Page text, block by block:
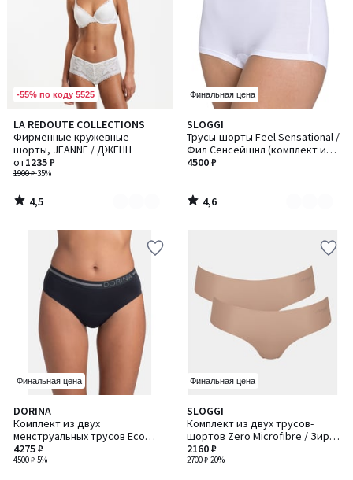
-55% по коду 5525
LA REDOUTE COLLECTIONS
Фирменные кружевные
шорты, JEANNE / ДЖЕНН
1900 ₽-35%
от1235 ₽
4,5
/ 5
Количество
цветов:
4
4,5
/
Финальная цена
SLOGGI
Трусы-шорты Feel Sensational /
Фил Сенсейшнл (комплект из
3+1 бесплатно)
4500 ₽
4,6
/ 5
Количество
цветов:
2
4,6
/
Финальная цена
DORINA
Комплект из двух
менструальных трусов Eco
Moon / Эко Мун
4500 ₽-5%
4275 ₽
4,1
/ 5
Финальная цена
SLOGGI
Комплект из двух трусов-
шортов Zero Microfibre / Зиро
Микрофибр
2700 ₽-20%
2160 ₽
4,6
/ 5